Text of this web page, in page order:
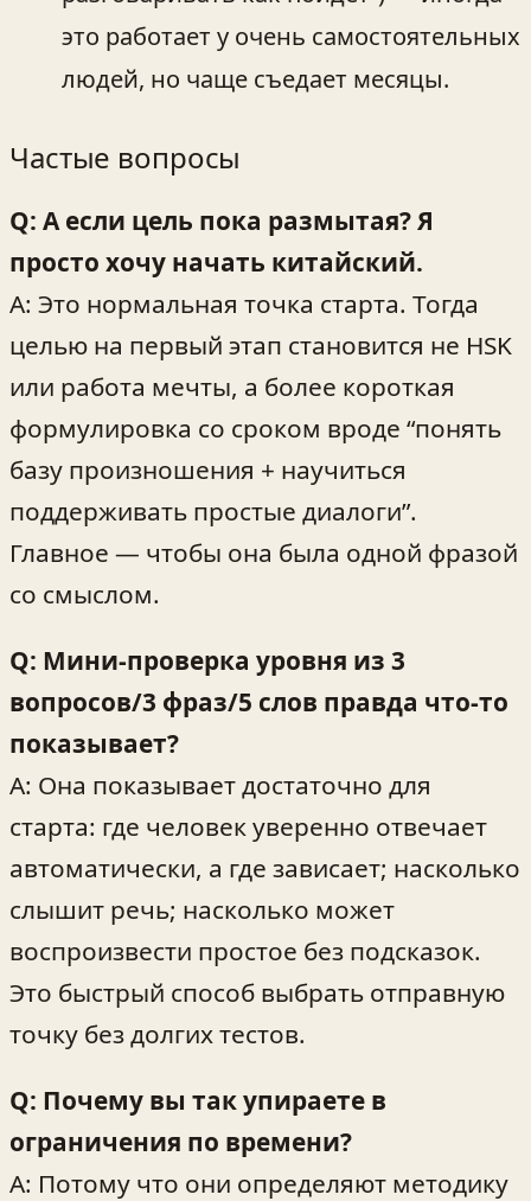
это работает у очень самостоятельных
людей, но чаще съедает месяцы.
Частые вопросы
Q: А если цель пока размытая? Я
просто хочу начать китайский.
A: Это нормальная точка старта. Тогда
целью на первый этап становится не HSK
или работа мечты, а более короткая
формулировка со сроком вроде “понять
базу произношения + научиться
поддерживать простые диалоги”.
Главное — чтобы она была одной фразой
со смыслом.
Q: Мини‑проверка уровня из 3
вопросов/3 фраз/5 слов правда что-то
показывает?
A: Она показывает достаточно для
старта: где человек уверенно отвечает
автоматически, а где зависает; насколько
слышит речь; насколько может
воспроизвести простое без подсказок.
Это быстрый способ выбрать отправную
точку без долгих тестов.
Q: Почему вы так упираете в
ограничения по времени?
A: Потому что они определяют методику